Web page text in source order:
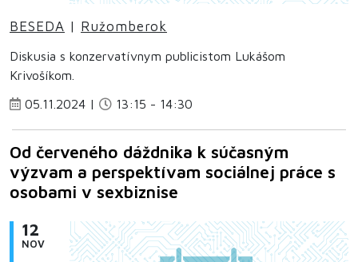
BESEDA | Ružomberok
Diskusia s konzervatívnym publicistom Lukášom
Krivošíkom.
05.11.2024 |
13:15 - 14:30
Od červeného dáždnika k súčasným
výzvam a perspektívam sociálnej práce s
osobami v sexbiznise
12
NOV